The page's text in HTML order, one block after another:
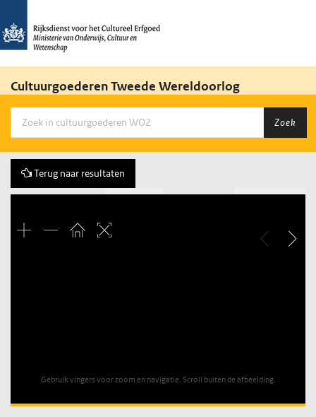
Cultuurgoederen Tweede Wereldoorlog
Zoek
Terug naar resultaten
Gebruik vingers voor zoom en navigatie. Scroll buiten de afbeelding.